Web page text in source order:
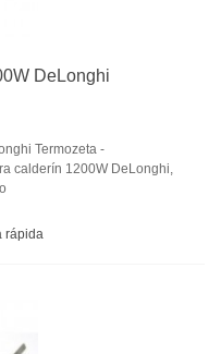
DeLonghi
Termozeta -
calderín 1200W DeLonghi,
rápida